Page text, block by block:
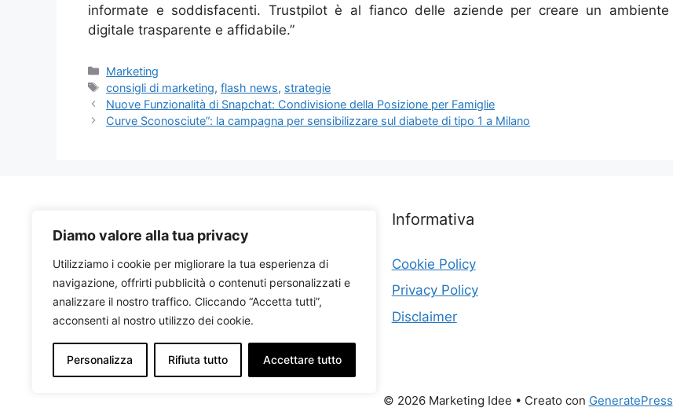
Diamo valore alla tua privacy
Utilizziamo i cookie per migliorare la tua esperienza di
navigazione, offrirti pubblicità o contenuti personalizzati e
analizzare il nostro traffico. Cliccando “Accetta tutti”,
acconsenti al nostro utilizzo dei cookie.
Personalizza Rifiuta tutto Accettare tutto
informate e soddisfacenti. Trustpilot è al fianco delle aziende per creare un ambiente
digitale trasparente e affidabile.”
Categorie
Marketing
Tag
consigli di marketing,flash news, strategie
Nuove Funzionalità di Snapchat: Condivisione della Posizione per Famiglie
Curve Sconosciute”: la campagna per sensibilizzare sul diabete di tipo 1 a Milano
rappresenta in alcun modo una testata
giornalistica in quanto viene aggiornato
senza alcuna costante periodicità;
pertanto non può essere considerato un
prodotto editoriale ai sensi della Legge n.
Informativa
Cookie Policy
Privacy Policy
Disclaimer
© 2026 Marketing Idee • Creato con GeneratePress